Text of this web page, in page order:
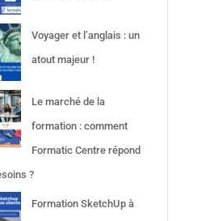
Voyager et l’anglais : un
atout majeur !
Le marché de la
formation : comment
Formatic Centre répond
?
Formation SketchUp à